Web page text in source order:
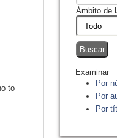
Ámbito de
Examinar
Por
Por
Por
to